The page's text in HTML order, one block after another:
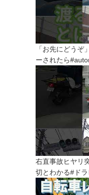
「お先にどうぞ
ーされたら
右直事故ヒヤリ
切とわかる#ド